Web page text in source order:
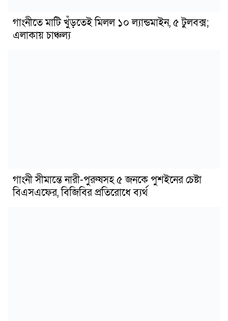
গাংনীতে মাটি খুঁড়তেই মিলল ১০ ল্যান্ডমাইন, ৫ টুলবক্স;
এলাকায় চাঞ্চল্য
গাংনী সীমান্তে নারী-পুরুষসহ ৫ জনকে পুশইনের চেষ্টা
বিএসএফের, বিজিবির প্রতিরোধে ব্যর্থ